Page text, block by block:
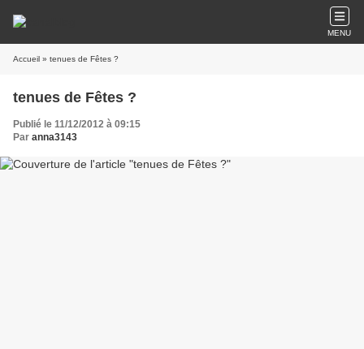
MENU
Accueil » tenues de Fêtes ?
tenues de Fêtes ?
Publié le 11/12/2012 à 09:15
Par anna3143